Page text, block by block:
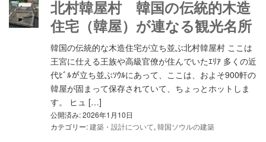
北村韓屋村 韓国の伝統的木造
住宅（韓屋）が連なる観光名所
韓国の伝統的な木造住宅が立ち並ぶ北村韓屋村 ここは
王宮に仕える王族や高級官僚が住んでいたｴﾘｱ 多くの近
代ﾋﾞﾙが立ち並ぶｿｳﾙにあって、ここは、およそ900軒の
韓屋が固まって保存されていて、ちょっとホットしま
す。 ヒュ […]
公開済み: 2026年1月10日
カテゴリー:建築・設計について, 韓国ソウルの建築